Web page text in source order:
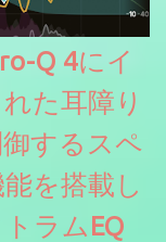
Q 4にイ
た耳障り
するスペ
を搭載し
ラムEQ